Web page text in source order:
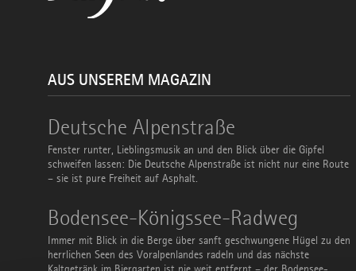
AUS UNSEREM MAGAZIN
Deutsche Alpenstraße
Fenster runter, Lieblingsmusik an und den Blick über die Gipfel
schweifen lassen: Die Deutsche Alpenstraße ist nicht nur eine Route
– sie ist pure Freiheit auf Asphalt.
Deutsche
Alpenstraße
Bodensee-Königssee-Radweg
Immer mit Blick in die Berge über sanft geschwungene Hügel zu den
herrlichen Seen des Voralpenlandes radeln und das nächste
Kaltgetränk im Biergarten ist nie weit entfernt – der Bodensee-
Bodensee-
Königssee-
Radweg